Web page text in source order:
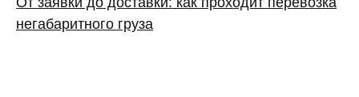
негабаритного груза